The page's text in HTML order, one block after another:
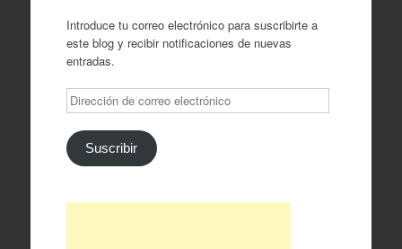
Introduce tu correo electrónico para suscribirte a
este blog y recibir notificaciones de nuevas
entradas.
Dirección
de
correo
electrónico
Suscribir